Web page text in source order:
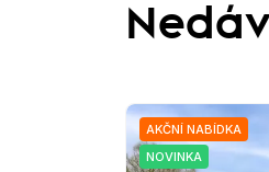
AKČNÍ NABÍDKA
NOVINKA